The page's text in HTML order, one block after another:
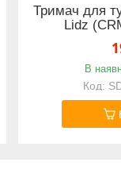
Тримач для
Lidz
В